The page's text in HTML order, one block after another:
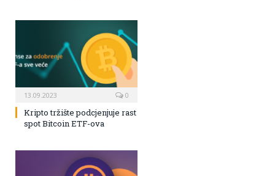
13.09.2023 0
Kripto tržište podcjenjuje rast
spot Bitcoin ETF-ova